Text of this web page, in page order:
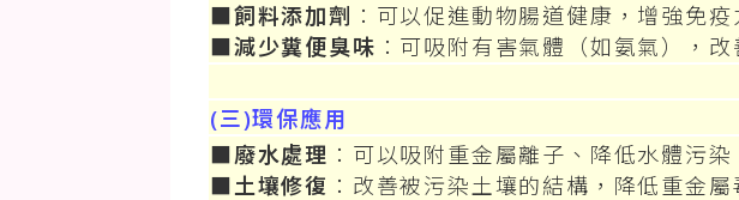
■飼料添加劑 ：可以促進動物腸道健康，增強免
■減少糞便臭味 ：可吸附有害氣體（如氨氣），改
(三)環保應用
■廢水處理 ：可以吸附重金屬離子、降低水體污染
■土壤修復 ：改善被污染土壤的結構，降低重金屬